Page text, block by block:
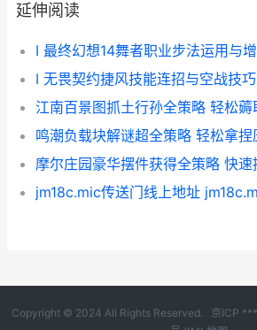
延伸阅读
I 无畏契约捷风技能连招与空战技
鸣潮负载块解谜超全策略 轻松拿捏
Copyright © 2024 All Rights Reserved. 京ICP